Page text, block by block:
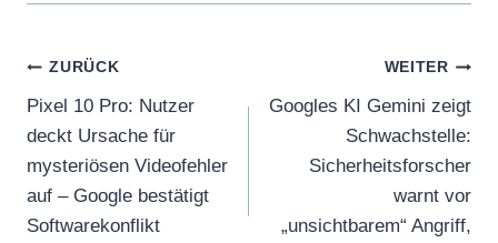
Beitragsnavigation
ZURÜCK
Pixel 10 Pro: Nutzer
deckt Ursache für
mysteriösen Videofehler
auf – Google bestätigt
Softwarekonflikt
WEITER
Googles KI Gemini zeigt
Schwachstelle:
Sicherheitsforscher
warnt vor
„unsichtbarem“ Angriff,